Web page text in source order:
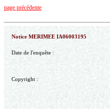
page précédente
Notice MERIMEE IA06003195
Date de l'enquête :
Copyright :